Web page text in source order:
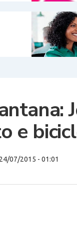
e
24/07/2015 - 01:01